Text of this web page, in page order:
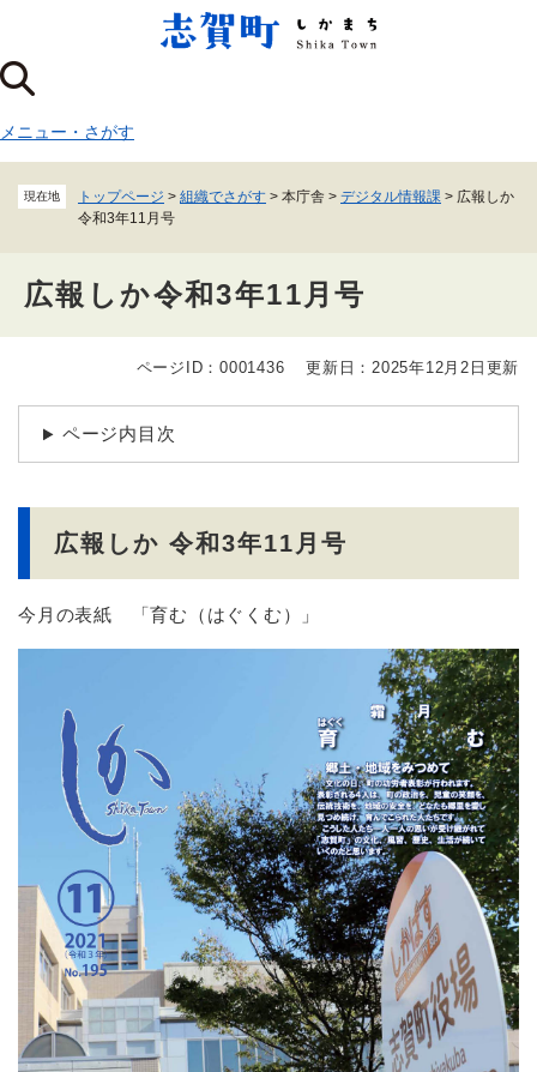
ジ
の
頭
で
メニューを飛ばして本文へ
メニュー ・ さがす
現在地 トップページ > 組織でさがす > 本庁舎 > デジタル情報課 > 広報しか
令和3年11月号
広報しか令和3年11月号
文
ページID：0001436 更新日：2025年12月2日更新
ページ内目次
広報しか 令和3年11月号
今月の表紙 「育む（はぐくむ）」